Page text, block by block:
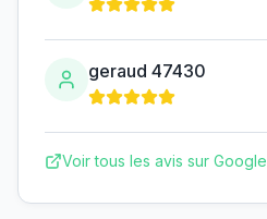
geraud 47430
Voir tous les avis sur Google